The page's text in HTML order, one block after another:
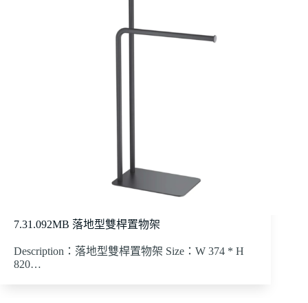
7.31.092MB 落地型雙桿置物架
Description：落地型雙桿置物架 Size：W 374 * H
820…